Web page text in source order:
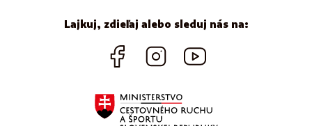
Lajkuj, zdieľaj alebo sleduj nás na: